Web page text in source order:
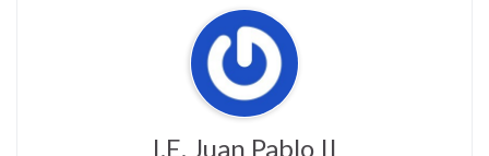
I.E. Juan Pablo II